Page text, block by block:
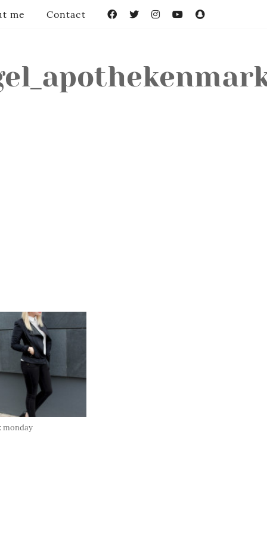
monday
me Contact FacebookTwitterInstagramYouTube